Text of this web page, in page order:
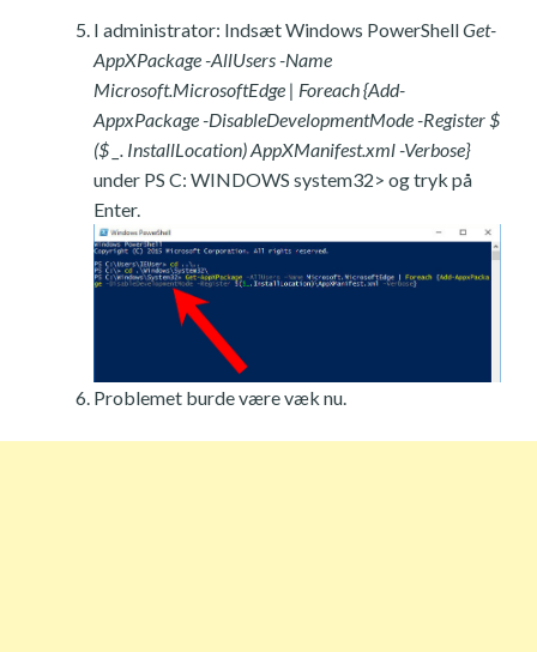
I administrator: Indsæt Windows PowerShellGet-
AppXPackage -AllUsers -Name
Microsoft.MicrosoftEdge | Foreach {Add-
AppxPackage -DisableDevelopmentMode -Register $
($ _. InstallLocation) AppXManifest.xml -Verbose}
under PS C: WINDOWS system32> og tryk på
Enter.
Problemet burde være væk nu.